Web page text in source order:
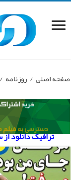
صفحه اصلی / روزنامه /
ترافیک دانلود